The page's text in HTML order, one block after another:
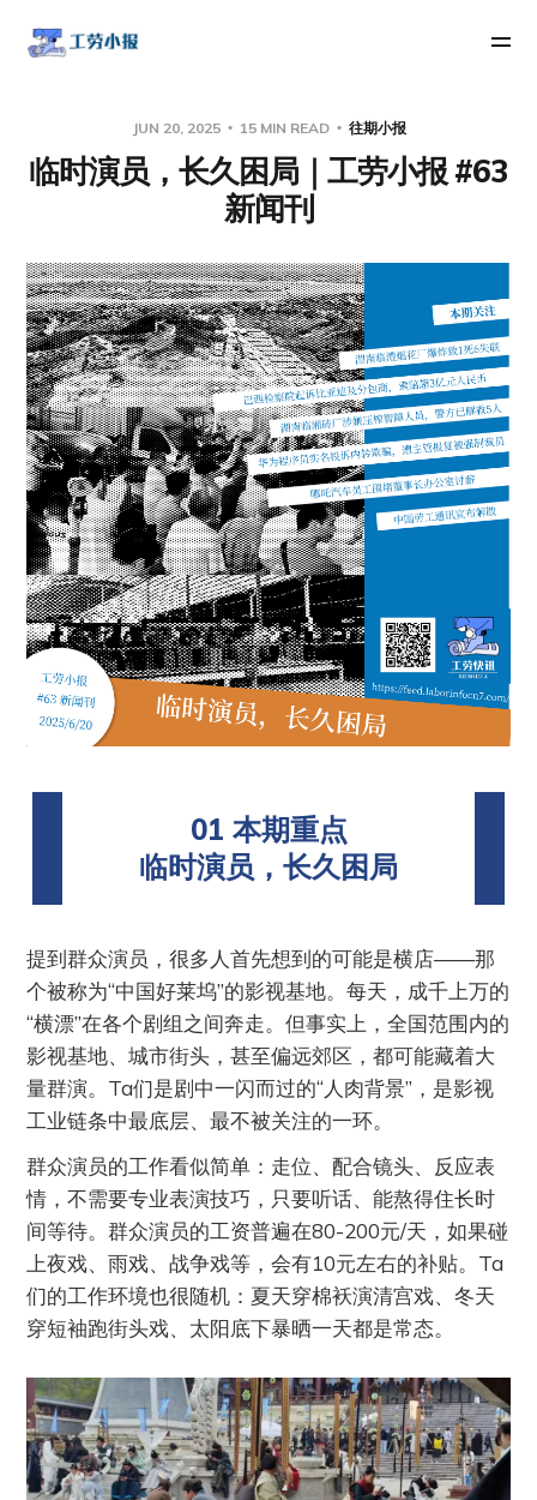
JUN 20, 2025 15 MIN READ 往期小报
临时演员，长久困局｜工劳小报 #63
新闻刊
01 本期重点
临时演员，长久困局
提到群众演员，很多人首先想到的可能是横店——那
个被称为“中国好莱坞”的影视基地。每天，成千上万的
“横漂”在各个剧组之间奔走。但事实上，全国范围内的
影视基地、城市街头，甚至偏远郊区，都可能藏着大
量群演。Ta们是剧中一闪而过的“人肉背景”，是影视
工业链条中最底层、最不被关注的一环。
群众演员的工作看似简单：走位、配合镜头、反应表
情，不需要专业表演技巧，只要听话、能熬得住长时
间等待。群众演员的工资普遍在80-200元/天，如果碰
上夜戏、雨戏、战争戏等，会有10元左右的补贴。Ta
们的工作环境也很随机：夏天穿棉袄演清宫戏、冬天
穿短袖跑街头戏、太阳底下暴晒一天都是常态。